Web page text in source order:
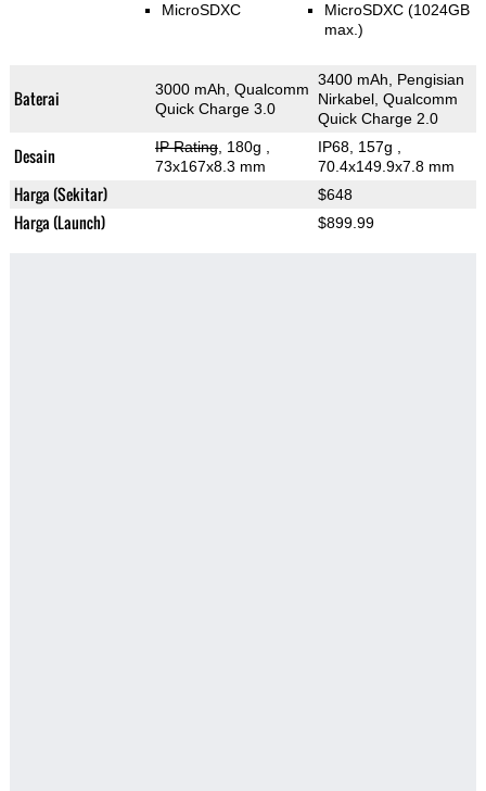
MicroSDXC
MicroSDXC (1024GB
max.)
Baterai
3000 mAh, Qualcomm
Quick Charge 3.0
3400 mAh, Pengisian
Nirkabel, Qualcomm
Quick Charge 2.0
Desain IP Rating, 180g
73x167x8.3 mm
IP68, 157g
70.4x149.9x7.8 mm
Harga (Sekitar) $648
Harga (Launch) $899.99